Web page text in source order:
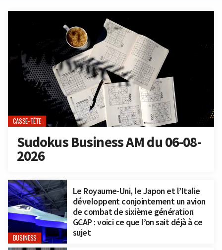
CASSE-TÊTE
Sudokus Business AM du 06-08-
2026
BUSINESS
Le Royaume-Uni, le Japon et l’Italie
développent conjointement un avion
de combat de sixième génération
GCAP : voici ce que l’on sait déjà à ce
sujet